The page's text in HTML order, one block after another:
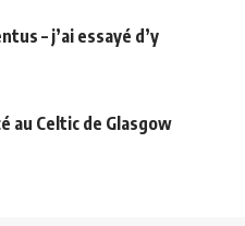
– j’ai essayé d’y
au Celtic de Glasgow